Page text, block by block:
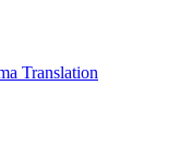
Translation